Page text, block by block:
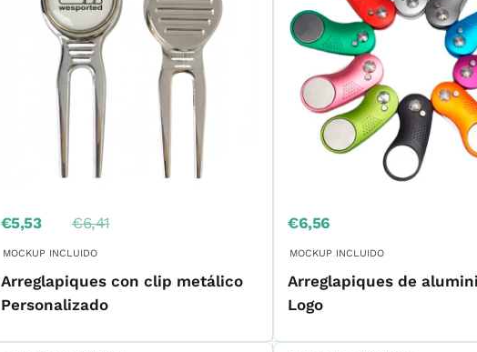
Precio
venta
€5,53
Precio
habitual
€6,41
MOCKUP INCLUIDO
Arreglapiques con clip metálico
Personalizado
Precio
venta
€6,56
MOCKUP INCLUIDO
Arreglapiques de
Logo